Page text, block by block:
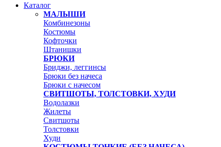
Каталог
МАЛЫШИ
Комбинезоны
Костюмы
Кофточки
Штанишки
БРЮКИ
Бриджи, леггинсы
Брюки без начеса
Брюки с начесом
СВИТШОТЫ, ТОЛСТОВКИ, ХУДИ
Водолазки
Жилеты
Свитшоты
Толстовки
Худи